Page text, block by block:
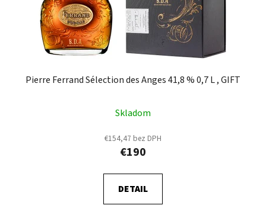
Pierre Ferrand Sélection des Anges 41,8 % 0,7 L , GIFT
Skladom
€154,47 bez DPH
€190
DETAIL